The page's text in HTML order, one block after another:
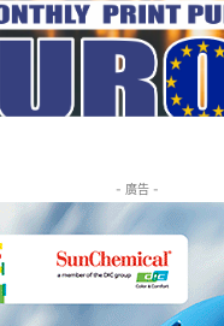
- 廣告 -